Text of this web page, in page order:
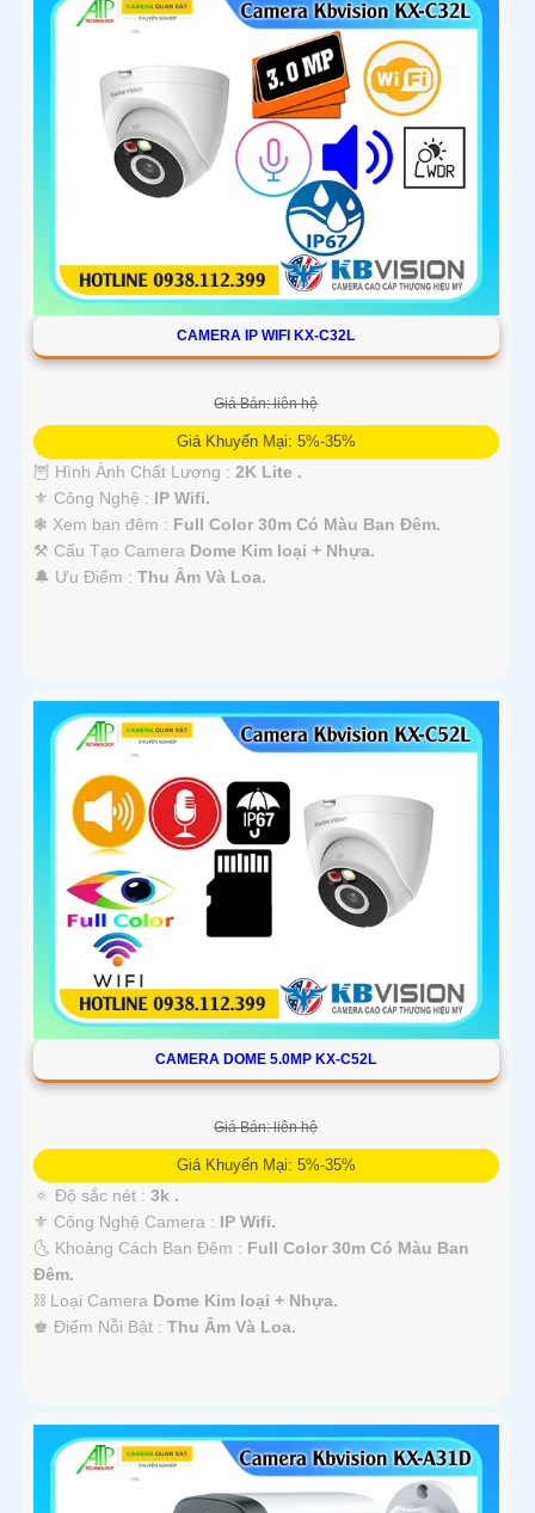
CAMERA IP WIFI KX-C32L
Giá Bán: liên hệ
Giá Khuyến Mại: 5%-35%
🦉 Hình Ành Chất Lượng : 2K Lite .
⚜️ Công Nghệ : IP Wifi.
❃ Xem ban đêm : Full Color 30m Có Màu Ban Ðêm.
⚒ Cấu Tạo Camera Dome Kim loại + Nhựa.
️🔔 Ưu Điểm : Thu Âm Và Loa.
CAMERA DOME 5.0MP KX-C52L
Giá Bán: liên hệ
Giá Khuyến Mại: 5%-35%
🔅 Độ sắc nét : 3k .
⚜️ Công Nghệ Camera : IP Wifi.
🌜 Khoảng Cách Ban Đêm : Full Color 30m Có Màu Ban
Ðêm.
⛓ Loại Camera Dome Kim loại + Nhựa.
️♚ Điểm Nỗi Bật : Thu Âm Và Loa.